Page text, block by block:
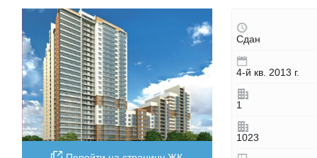
Сдан
4-й кв. 2013 г.
1
1023